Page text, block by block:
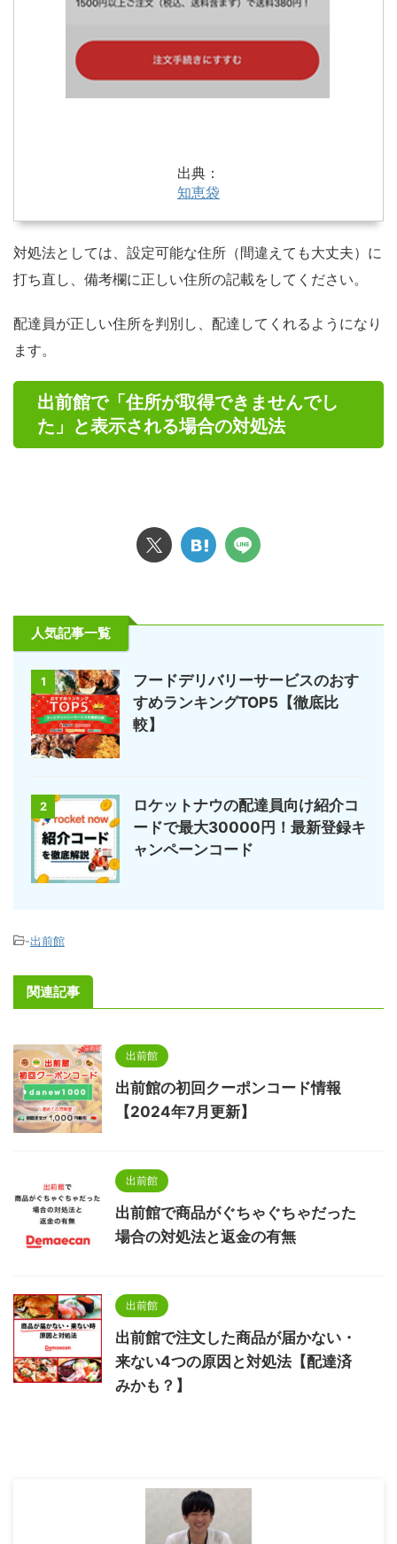
出典：
知恵袋
対処法としては、設定可能な住所（間違えても大丈夫）に
打ち直し、備考欄に正しい住所の記載をしてください。
配達員が正しい住所を判別し、配達してくれるようになり
ます。
出前館で「住所が取得できませんでし
た」と表示される場合の対処法
人気記事一覧
1
フードデリバリーサービスのおす
すめランキングTOP5【徹底比
較】
2
ロケットナウの配達員向け紹介コ
ードで最大30000円！最新登録キ
ャンペーンコード
-出前館
関連記事
出前館
出前館の初回クーポンコード情報
【2024年7月更新】
出前館
出前館で商品がぐちゃぐちゃだった
場合の対処法と返金の有無
出前館
出前館で注文した商品が届かない・
来ない4つの原因と対処法【配達済
みかも？】